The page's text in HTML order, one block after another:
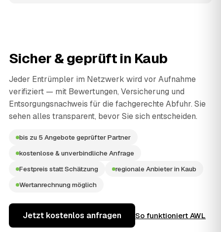
Sicher & geprüft in Kaub
Jeder Entrümpler im Netzwerk wird vor Aufnahme
verifiziert — mit Bewertungen, Versicherung und
Entsorgungsnachweis für die fachgerechte Abfuhr. Sie
sehen alles transparent, bevor Sie sich entscheiden.
bis zu 5 Angebote geprüfter Partner
kostenlose & unverbindliche Anfrage
Festpreis statt Schätzung
regionale Anbieter in Kaub
Wertanrechnung möglich
Jetzt kostenlos anfragen So funktioniert AWL